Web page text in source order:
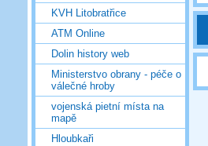
KVH Litobratřice
ATM Online
Dolin history web
Ministerstvo obrany - péče o
válečné hroby
vojenská pietní místa na
mapě
Hloubkaři